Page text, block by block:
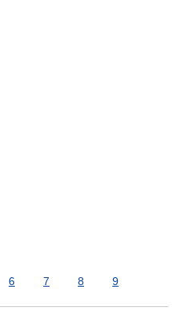
6 7 8 9